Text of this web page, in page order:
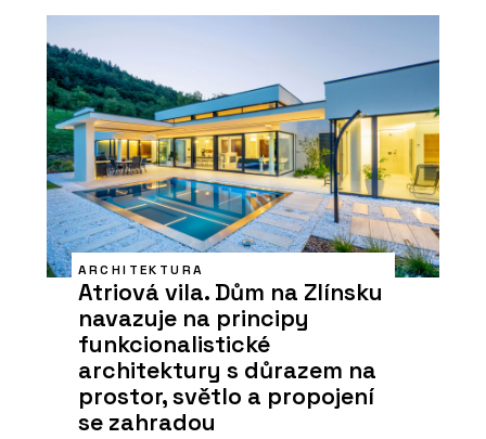
ARCHITEKTURA
Atriová vila. Dům na Zlínsku
navazuje na principy
funkcionalistické
architektury s důrazem na
prostor, světlo a propojení
se zahradou